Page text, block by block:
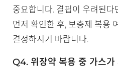
중요합니다. 결핍이 우려된
먼저 확인한 후, 보충제 복용
결정하시기 바랍니다.
Q4. 위장약 복용 중 가스가